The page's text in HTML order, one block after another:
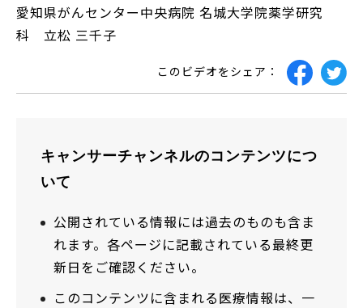
愛知県がんセンター中央病院 名城大学院薬学研究
科 立松 三千子
このビデオをシェア：
キャンサーチャンネルのコンテンツにつ
いて
公開されている情報には過去のものも含ま
れます。各ページに記載されている最終更
新日をご確認ください。
このコンテンツに含まれる医療情報は、一